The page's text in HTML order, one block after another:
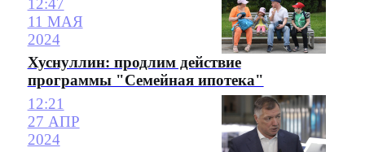
12:47
11 МАЯ
2024
Хуснуллин: продлим действие
программы "Семейная ипотека"
12:21
27 АПР
2024